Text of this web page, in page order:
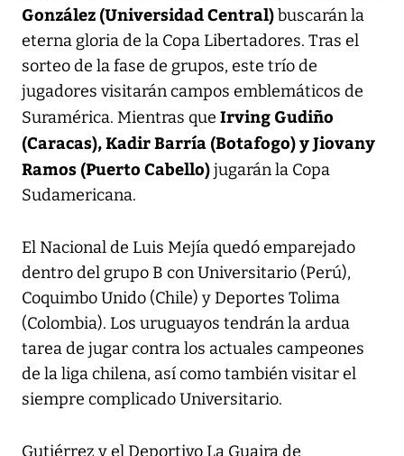
González (Universidad Central)buscarán la
eterna gloria de la Copa Libertadores. Tras el
sorteo de la fase de grupos, este trío de
jugadores visitarán campos emblemáticos de
Suramérica. Mientras que Irving Gudiño
(Caracas), Kadir Barría (Botafogo) y Jiovany
Ramos (Puerto Cabello)jugarán la Copa
Sudamericana.
El Nacional de Luis Mejía quedó emparejado
dentro del grupo B con Universitario (Perú),
Coquimbo Unido (Chile) y Deportes Tolima
(Colombia). Los uruguayos tendrán la ardua
tarea de jugar contra los actuales campeones
de la liga chilena, así como también visitar el
siempre complicado Universitario.
Gutiérrez y el Deportivo La Guaira de